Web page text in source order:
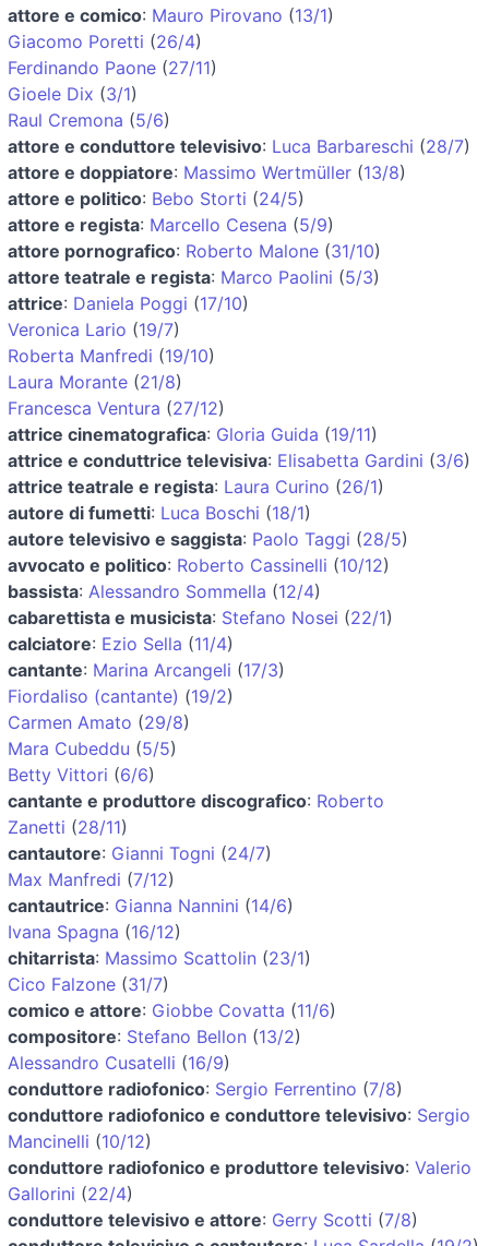
attore e comico: Mauro Pirovano (13/1)
Giacomo Poretti (26/4)
Ferdinando Paone (27/11)
Gioele Dix (3/1)
Raul Cremona (5/6)
attore e conduttore televisivo: Luca Barbareschi (28/7)
attore e doppiatore: Massimo Wertmüller (13/8)
attore e politico: Bebo Storti (24/5)
attore e regista: Marcello Cesena (5/9)
attore pornografico: Roberto Malone (31/10)
attore teatrale e regista: Marco Paolini (5/3)
attrice: Daniela Poggi (17/10)
Veronica Lario (19/7)
Roberta Manfredi (19/10)
Laura Morante (21/8)
Francesca Ventura (27/12)
attrice cinematografica: Gloria Guida (19/11)
attrice e conduttrice televisiva: Elisabetta Gardini (3/6)
attrice teatrale e regista: Laura Curino (26/1)
autore di fumetti: Luca Boschi (18/1)
autore televisivo e saggista: Paolo Taggi (28/5)
avvocato e politico: Roberto Cassinelli (10/12)
bassista: Alessandro Sommella (12/4)
cabarettista e musicista: Stefano Nosei (22/1)
calciatore: Ezio Sella (11/4)
cantante: Marina Arcangeli (17/3)
Fiordaliso (cantante) (19/2)
Carmen Amato (29/8)
Mara Cubeddu (5/5)
Betty Vittori (6/6)
cantante e produttore discografico: Roberto
Zanetti (28/11)
cantautore: Gianni Togni (24/7)
Max Manfredi (7/12)
cantautrice: Gianna Nannini (14/6)
Ivana Spagna (16/12)
chitarrista: Massimo Scattolin (23/1)
Cico Falzone (31/7)
comico e attore: Giobbe Covatta (11/6)
compositore: Stefano Bellon (13/2)
Alessandro Cusatelli (16/9)
conduttore radiofonico: Sergio Ferrentino (7/8)
conduttore radiofonico e conduttore televisivo: Sergio
Mancinelli (10/12)
conduttore radiofonico e produttore televisivo: Valerio
Gallorini (22/4)
conduttore televisivo e attore: Gerry Scotti (7/8)